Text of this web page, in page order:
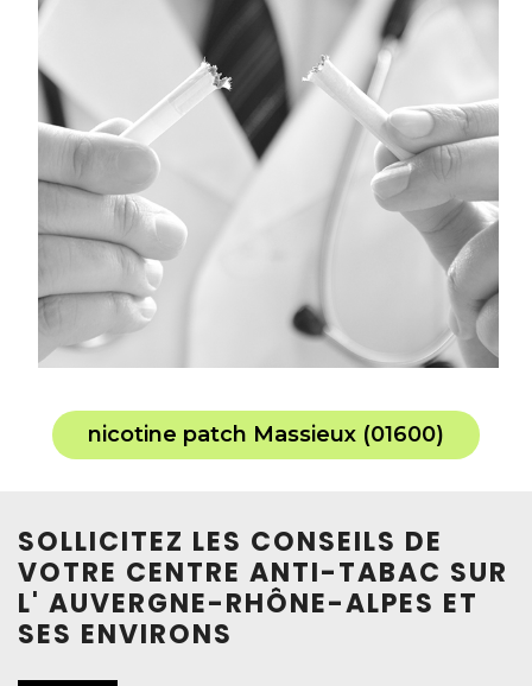
nicotine patch Massieux (01600)
SOLLICITEZ LES CONSEILS DE
VOTRE CENTRE ANTI-TABAC SUR
L' AUVERGNE-RHÔNE-ALPES ET
SES ENVIRONS